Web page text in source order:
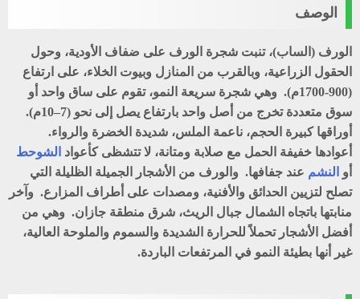
الوصف
الورف (الساب)، تنبت شجرة الورف على ضفاف الأودية، وحول
الحقول الزراعية، وبالقرب من المنازل وبيوت الخلاء، على ارتفاع
(900-1700م). وهي شجرة سريعة النمو، تقوم على ساق واحد أو
سوق متعددة تخرج من أصل واحد بارتفاع يصل إلى نحو (7–10م).
أوراقها كبيرة الحجم، ناعمة الملس، شديدة الخضرة والرواء.
أعوادها خفيفة الحمل مع صلابة ومتانة، لا تتشظى كأعواد الشوحط
أو النشم عند جفافها. والورف من الأشجار الجميلة الظليلة التي
تصلح لتزيين الحدائق والأفنية، ومصدات على أطراف المزارع. وآخر
منابتها باتجاه الشمال جبال الريث، شرق منطقة جازان. وهي من
أفضل الأشجار تحملاً للحرارة الشديدة والسموم والملوحة العالية،
غير أنها بطيئة النمو في المرتفعات الباردة.